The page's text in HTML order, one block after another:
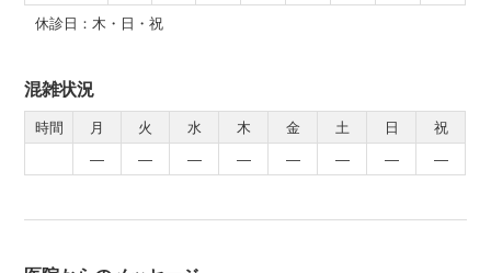
休診日：木・日・祝
混雑状況
時間 月 火 水 木 金 土 日
祝
―
― ― ― ― ― ― ―